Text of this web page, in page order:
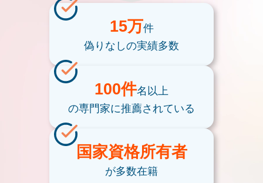
15万件
偽りなしの実績多数
100件名以上
の専門家に推薦されている
国家資格所有者
が多数在籍